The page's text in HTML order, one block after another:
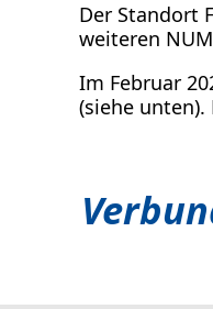
Der Standort
weiteren
Im Februar
(siehe